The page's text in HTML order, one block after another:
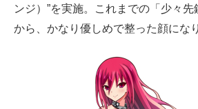
ンジ）”を実施。これまでの「少々先
から、かなり優しめで整った顔にな